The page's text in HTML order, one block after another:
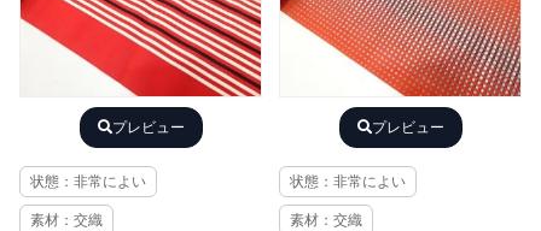
プレビュー
状態：非常によい
素材：交織
プレビュー
状態：非常によい
素材：交織